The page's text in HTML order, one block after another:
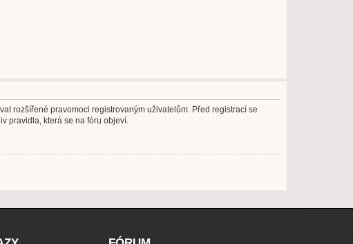
rozšířené pravomoci registrovaným uživatelům. Před registrací se
pravidla, která se na fóru objeví.